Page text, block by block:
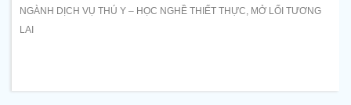
NGÀNH DỊCH VỤ THÚ Y – HỌC NGHỀ THIẾT THỰC, MỞ LỐI TƯƠNG
LAI